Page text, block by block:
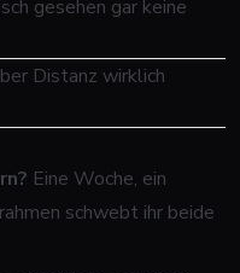
gesehen gar keine
Distanz wirklich
Eine Woche, ein
schwebt ihr beide